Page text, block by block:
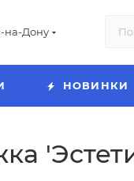
на-Дону
НОВИНКИ